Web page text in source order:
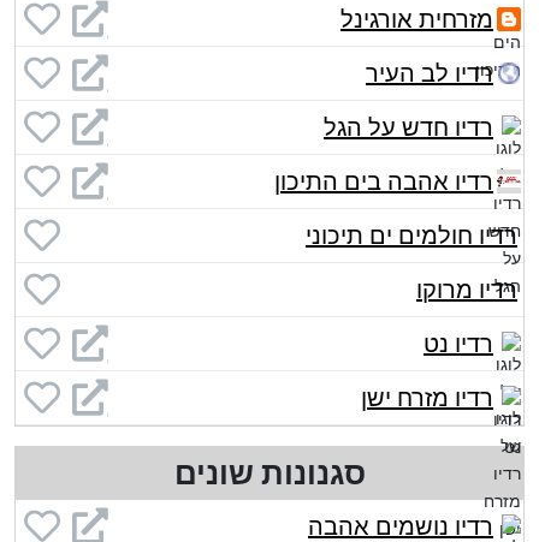
מזרחית אורגינל
רדיו לב העיר
רדיו חדש על הגל
רדיו אהבה בים התיכון
רדיו חולמים ים תיכוני
רדיו מרוקו
רדיו נט
רדיו מזרח ישן
סגנונות שונים
רדיו נושמים אהבה